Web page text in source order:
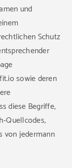
und
Schutz
sowie deren
diese Begriffe,
Quellcodes,
von jedermann